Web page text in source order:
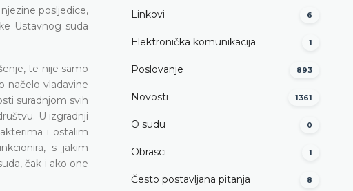
posljedice,
Ustavnog suda
te nije samo
načelo vladavine
suradnjom svih
U izgradnji
i ostalim
s jakim
čak i ako one
Linkovi 6
Elektronička komunikacija 1
Poslovanje 893
Novosti 1361
O sudu 0
Obrasci 1
Često postavljana pitanja 8